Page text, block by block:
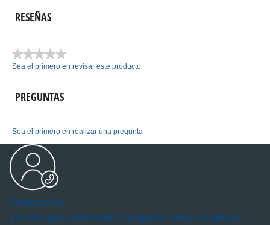
RESEÑAS
★★★★★
Sin
Sea el primero en revisar este producto
PREGUNTAS
Sea el primero en realizar una pregunta
Contáctenos
¿Tiene algún comentario o pregunta? ¡Nos encantaría